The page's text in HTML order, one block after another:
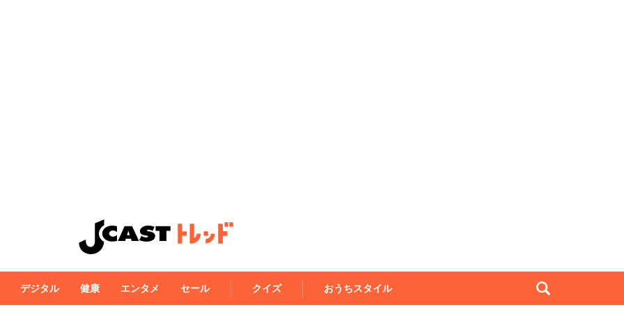
デジタル 健康 エンタメ セール クイズ おうちスタイル